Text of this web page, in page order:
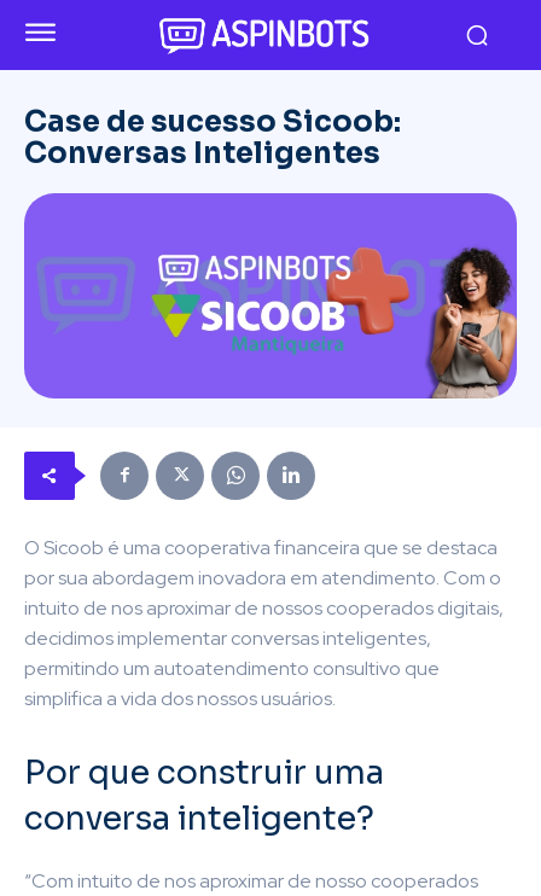
Case de sucesso Sicoob:
Conversas Inteligentes
O Sicoob é uma cooperativa financeira que se destaca
por sua abordagem inovadora em atendimento. Com o
intuito de nos aproximar de nossos cooperados digitais,
decidimos implementar conversas inteligentes,
permitindo um autoatendimento consultivo que
simplifica a vida dos nossos usuários.
Por que construir uma
conversa inteligente?
“Com intuito de nos aproximar de nosso cooperados